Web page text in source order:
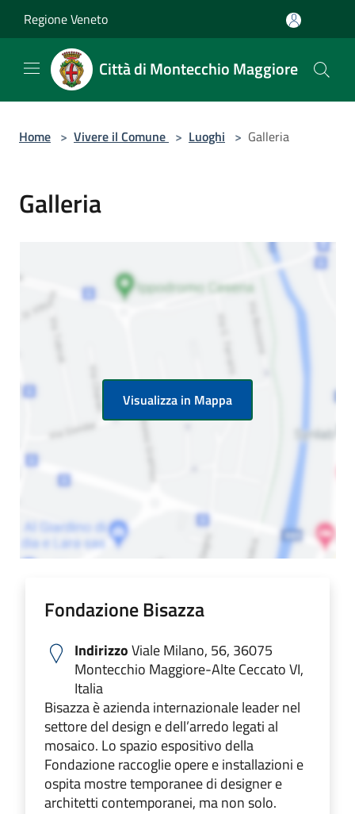
Regione Veneto
Città di Montecchio Maggiore
Home > Vivere il Comune > Luoghi > Galleria
Galleria
Visualizza in Mappa
Fondazione Bisazza
IndirizzoViale Milano, 56, 36075
Montecchio Maggiore-Alte Ceccato VI,
Italia
Bisazza è azienda internazionale leader nel
settore del design e dell’arredo legati al
mosaico. Lo spazio espositivo della
Fondazione raccoglie opere e installazioni e
ospita mostre temporanee di designer e
architetti contemporanei, ma non solo.